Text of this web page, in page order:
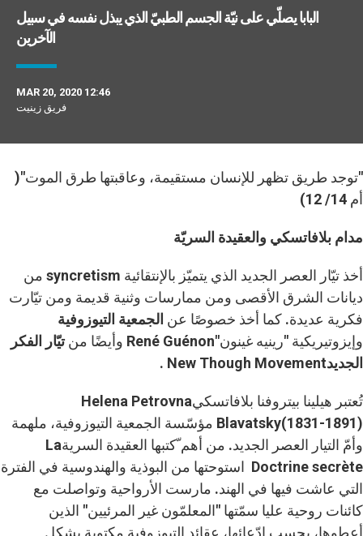
البابا يصلّي على نيّة الجسم الطبيّ الذي يبذل نفسه في سبيل
الآخرين
MAR 20, 2020 12:46
فريق زينيت
"توجد طريق تظهر للإنسان مستقيمة، وعاقبتها طرق الموت"(
أم 14/ 12)
مدام بلافاتسكي والعقيدة السريّة
أخذ تيّار العصر الجديد الذي يتميّز بالإنتقائية syncretism من
ديانات الشرق الأقصى ومن ممارسات وثنية قديمة ومن تيّارت
فكرية عديدة. كما أخذ خصوصًا عن الجمعية التيوزوفية
وإيزوتيريكية "رينيه غينون"René Guénon وأيضًا من
تيّار الفكر
الجديدNew Though Movement
.
تُعتبر هيلينا بيتروفنا بلافاتسكيHelena Petrovna
Blavatsky(1831-1891) مؤسّسة الجمعية التيوزوفية، ملهمة
وأمّ التيار العصر الجديد. من أهم ّكتبها العقيدة السريةLa
Doctrine secrète استوحتها من البوذية والهندوسية في الفترة
التي عاشت فيها في الهند. مارست الأرواحية وتواصلت مع
كائنات روحية عليا سمّتها "المعلمّون غير المرئيين" الذين
أعطوها، بحسب ادّعائها، عقائد التيوزوفية مكتوبة بشكل